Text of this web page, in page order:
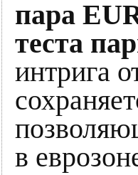
пара
теста
интрига
в